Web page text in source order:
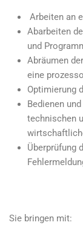
Arbeiten an
Abarbeiten
und
Abräumen
eine
Optimierung
Bedienen
technischen
Überprüfung
Sie bringen mit: